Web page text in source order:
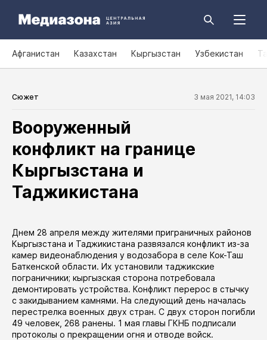
Афганистан Казахстан Кыргызстан Узбекистан
Сюжет 3 мая 2021, 14:03
Вооруженный
конфликт на границе
Кыргызстана и
Таджикистана
Днем 28 апреля между жителями приграничных районов
Кыргызстана и Таджикистана развязался конфликт из-за
камер видеонаблюдения у водозабора в селе Кок-Таш
Баткенской области. Их установили таджикские
пограничники; кыргызская сторона потребовала
демонтировать устройства. Конфликт перерос в стычку
с закидыванием камнями. На следующий день началась
перестрелка военных двух стран. С двух сторон погибли
49 человек, 268 ранены. 1 мая главы ГКНБ подписали
протоколы о прекращении огня и отводе войск.